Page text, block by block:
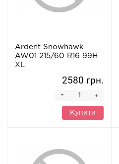
Ardent Snowhawk
AW01 215/60 R16 99H
XL
2580 грн.
+
-
Купити